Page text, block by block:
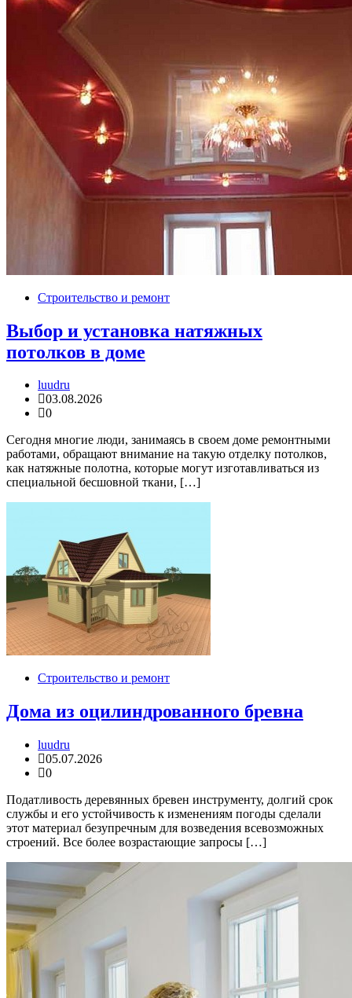
Строительство и ремонт
Выбор и установка натяжных
потолков в доме
luudru
03.08.2026
0
Сегодня многие люди, занимаясь в своем доме ремонтными
работами, обращают внимание на такую отделку потолков,
как натяжные полотна, которые могут изготавливаться из
специальной бесшовной ткани, […]
Строительство и ремонт
Дома из оцилиндрованного бревна
luudru
05.07.2026
0
Податливость деревянных бревен инструменту, долгий срок
службы и его устойчивость к изменениям погоды сделали
этот материал безупречным для возведения всевозможных
строений. Все более возрастающие запросы […]